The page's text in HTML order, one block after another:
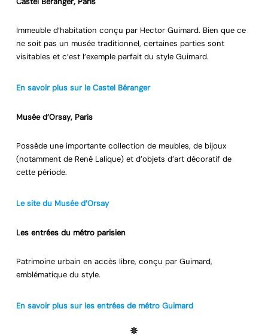
Immeuble d’habitation conçu par Hector Guimard. Bien que ce
ne soit pas un musée traditionnel, certaines parties sont
visitables et c’est l’exemple parfait du style Guimard.
En savoir plus sur le Castel Béranger
Musée d’Orsay, Paris
Possède une importante collection de meubles, de bijoux
(notamment de René Lalique) et d’objets d’art décoratif de
cette période.
Le site du Musée d’Orsay
Les entrées du métro parisien
Patrimoine urbain en accès libre, conçu par Guimard,
emblématique du style.
En savoir plus sur les entrées de métro Guimard